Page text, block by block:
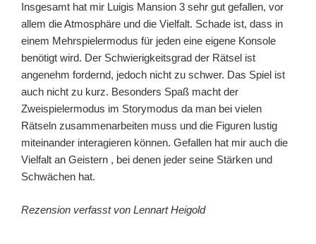
Insgesamt hat mir Luigis Mansion 3 sehr gut gefallen, vor
allem die Atmosphäre und die Vielfalt. Schade ist, dass in
einem Mehrspielermodus für jeden eine eigene Konsole
benötigt wird. Der Schwierigkeitsgrad der Rätsel ist
angenehm fordernd, jedoch nicht zu schwer. Das Spiel ist
auch nicht zu kurz. Besonders Spaß macht der
Zweispielermodus im Storymodus da man bei vielen
Rätseln zusammenarbeiten muss und die Figuren lustig
miteinander interagieren können. Gefallen hat mir auch die
Vielfalt an Geistern , bei denen jeder seine Stärken und
Schwächen hat.
Rezension verfasst von Lennart Heigold